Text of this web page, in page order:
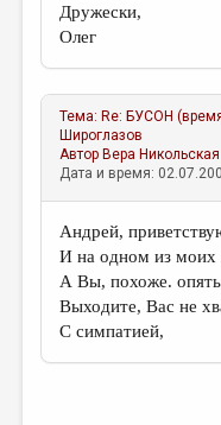
Дружески,
Олег
Тема: Re: БУСОН
Широглазов
Автор Вера Никольская
Дата и время:
Андрей,
И на одном из моих
А Вы, похоже. опять
Выходите, Вас не
С симпатией,